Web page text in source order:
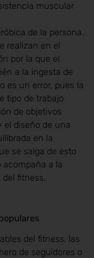
muscular
de la persona.
realizan en el
por la que el
a la ingesta de
es un error, pues la
tipo de trabajo
de objetivos
el diseño de una
en la
se salga de esto
a la
fitness.
del fitness, las
de seguidores o